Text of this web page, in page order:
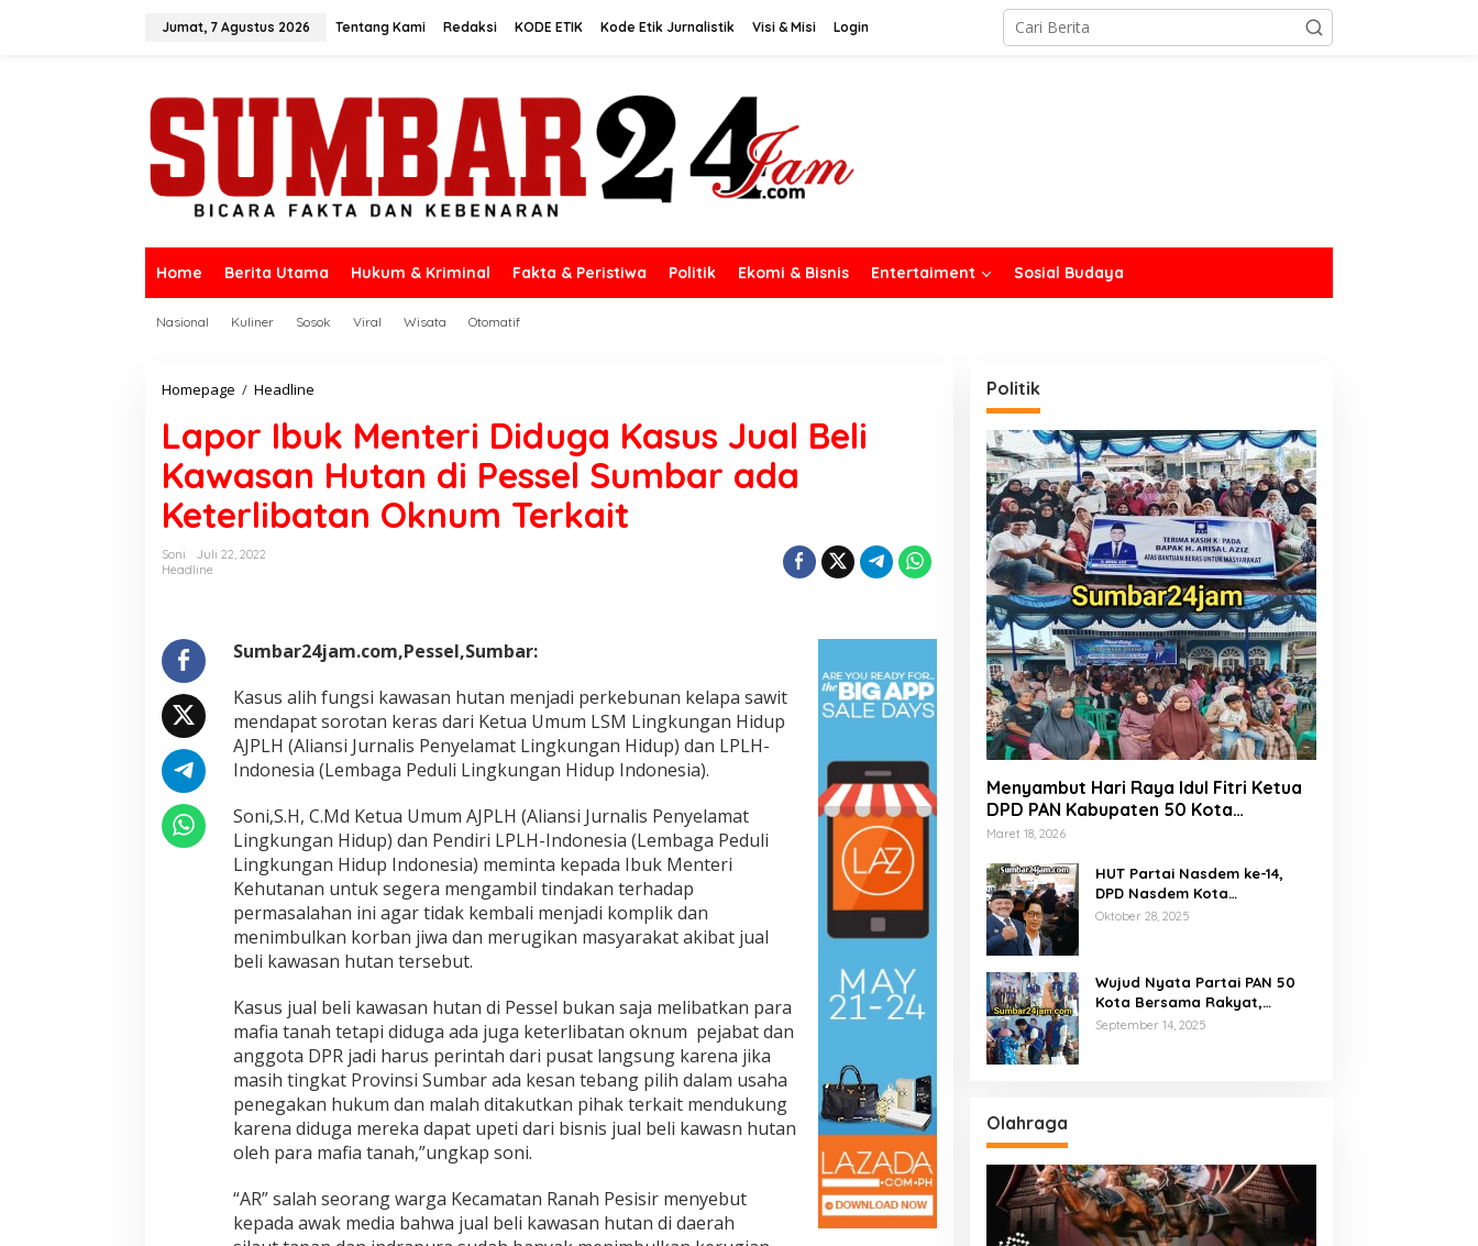
Jumat, 7 Agustus 2026 Tentang Kami Redaksi KODE ETIK Kode Etik Jurnalistik Visi & Misi Login
Home Berita Utama Hukum & Kriminal Fakta & Peristiwa Politik Ekomi & Bisnis Entertaiment Sosial Budaya
Nasional Kuliner Sosok Viral Wisata Otomatif
Homepage / Headline
p
o
b
u
e
D
i
d
u
g
K
a
s
u
s
J
u
a
B
e
l
i
K
a
w
a
s
n
H
u
Lapor Ibuk Menteri Diduga Kasus Jual Beli
Kawasan Hutan di Pessel Sumbar ada
Keterlibatan Oknum Terkait
Soni
Juli 22, 2022
Headline
Sumbar24jam.com,Pessel,Sumbar:
Kasus alih fungsi kawasan hutan menjadi perkebunan kelapa sawit
mendapat sorotan keras dari Ketua Umum LSM Lingkungan Hidup
AJPLH (Aliansi Jurnalis Penyelamat Lingkungan Hidup) dan LPLH-
Indonesia (Lembaga Peduli Lingkungan Hidup Indonesia).
Soni,S.H, C.Md Ketua Umum AJPLH (Aliansi Jurnalis Penyelamat
Lingkungan Hidup) dan Pendiri LPLH-Indonesia (Lembaga Peduli
Lingkungan Hidup Indonesia) meminta kepada Ibuk Menteri
Kehutanan untuk segera mengambil tindakan terhadap
permasalahan ini agar tidak kembali menjadi komplik dan
menimbulkan korban jiwa dan merugikan masyarakat akibat jual
beli kawasan hutan tersebut.
Kasus jual beli kawasan hutan di Pessel bukan saja melibatkan para
mafia tanah tetapi diduga ada juga keterlibatan oknum pejabat dan
anggota DPR jadi harus perintah dari pusat langsung karena jika
masih tingkat Provinsi Sumbar ada kesan tebang pilih dalam usaha
penegakan hukum dan malah ditakutkan pihak terkait mendukung
karena diduga mereka dapat upeti dari bisnis jual beli kawasn hutan
oleh para mafia tanah,”ungkap soni.
“AR” salah seorang warga Kecamatan Ranah Pesisir menyebut
kepada awak media bahwa jual beli kawasan hutan di daerah
Politik
Menyambut Hari Raya Idul Fitri Ketua
DPD PAN Kabupaten 50 Kota
Marsanova Andesra, Salurkan Empat
Miskin
Maret 18, 2026
HUT Partai Nasdem ke-14,
DPD Nasdem Kota
Payakumbuh Gelar Donor
Oktober 28, 2025
Wujud Nyata Partai PAN 50
Kota Bersama Rakyat,
Marsanova Andesra SH,MH
September 14, 2025
Olahraga